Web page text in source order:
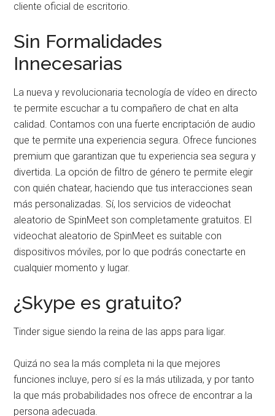
cliente oficial de escritorio.
Sin Formalidades
Innecesarias
La nueva y revolucionaria tecnología de vídeo en directo
te permite escuchar a tu compañero de chat en alta
calidad. Contamos con una fuerte encriptación de audio
que te permite una experiencia segura. Ofrece funciones
premium que garantizan que tu experiencia sea segura y
divertida. La opción de filtro de género te permite elegir
con quién chatear, haciendo que tus interacciones sean
más personalizadas. Sí, los servicios de videochat
aleatorio de SpinMeet son completamente gratuitos. El
videochat aleatorio de SpinMeet es suitable con
dispositivos móviles, por lo que podrás conectarte en
cualquier momento y lugar.
¿Skype es gratuito?
Tinder sigue siendo la reina de las apps para ligar.
Quizá no sea la más completa ni la que mejores
funciones incluye, pero sí es la más utilizada, y por tanto
la que más probabilidades nos ofrece de encontrar a la
persona adecuada.